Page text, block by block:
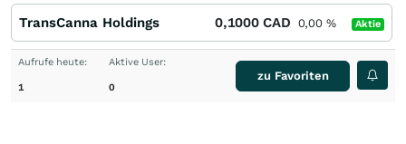
TransCanna Holdings 0,1000 CAD 0,00 % Aktie
Aufrufe heute:
1
Aktive User:
0
zu Favoriten